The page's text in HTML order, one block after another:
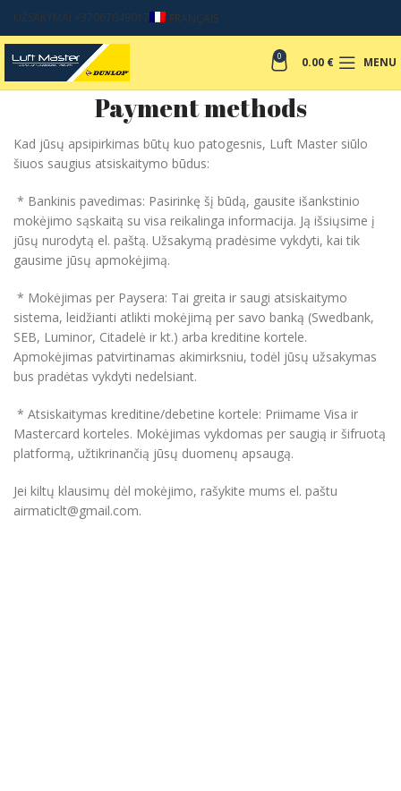
UŽSAKYMAI +37067049017 FRANÇAIS
0 0.00 € MENU
Payment methods
Kad jūsų apsipirkimas būtų kuo patogesnis, Luft Master siūlo
šiuos saugius atsiskaitymo būdus:
* Bankinis pavedimas: Pasirinkę šį būdą, gausite išankstinio
mokėjimo sąskaitą su visa reikalinga informacija. Ją išsiųsime į
jūsų nurodytą el. paštą. Užsakymą pradėsime vykdyti, kai tik
gausime jūsų apmokėjimą.
* Mokėjimas per Paysera: Tai greita ir saugi atsiskaitymo
sistema, leidžianti atlikti mokėjimą per savo banką (Swedbank,
SEB, Luminor, Citadelė ir kt.) arba kreditine kortele.
Apmokėjimas patvirtinamas akimirksniu, todėl jūsų užsakymas
bus pradėtas vykdyti nedelsiant.
* Atsiskaitymas kreditine/debetine kortele: Priimame Visa ir
Mastercard korteles. Mokėjimas vykdomas per saugią ir šifruotą
platformą, užtikrinančią jūsų duomenų apsaugą.
Jei kiltų klausimų dėl mokėjimo, rašykite mums el. paštu
airmaticlt@gmail.com.